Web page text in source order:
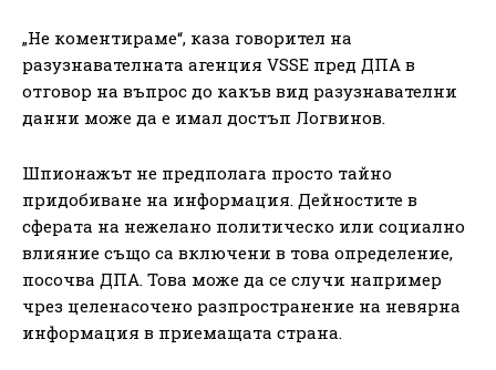
„Не коментираме“, каза говорител на
разузнавателната агенция VSSE пред ДПА в
отговор на въпрос до какъв вид разузнавателни
данни може да е имал достъп Логвинов.
Шпионажът не предполага просто тайно
придобиване на информация. Дейностите в
сферата на нежелано политическо или социално
влияние също са включени в това определение,
посочва ДПА. Това може да се случи например
чрез целенасочено разпространение на невярна
информация в приемащата страна.